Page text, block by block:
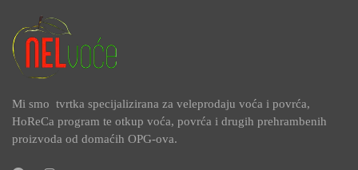
Mi smo tvrtka specijalizirana za veleprodaju voća i povrća,
HoReCa program te otkup voća, povrća i drugih prehrambenih
proizvoda od domaćih OPG-ova.